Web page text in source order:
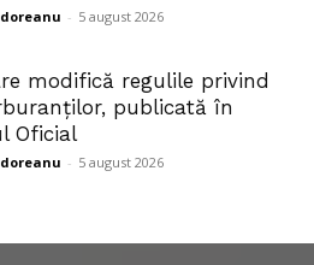
- 5 august 2026
modifică regulile privind
publicată în
Oficial
- 5 august 2026